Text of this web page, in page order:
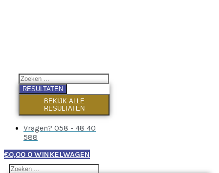
RESULTATEN
BEKIJK ALLE
RESULTATEN
Vragen? 058 - 48 40
588
€0,00 0 WINKELWAGEN